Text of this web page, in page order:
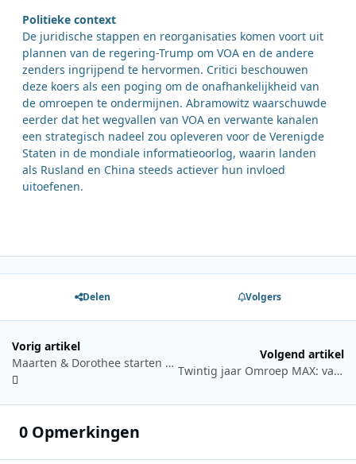
Politieke context
De juridische stappen en reorganisaties komen voort uit
plannen van de regering-Trump om VOA en de andere
zenders ingrijpend te hervormen. Critici beschouwen
deze koers als een poging om de onafhankelijkheid van
de omroepen te ondermijnen. Abramowitz waarschuwde
eerder dat het wegvallen van VOA en verwante kanalen
een strategisch nadeel zou opleveren voor de Verenigde
Staten in de mondiale informatieoorlog, waarin landen
als Rusland en China steeds actiever hun invloed
uitoefenen.
Delen Volgers
Vorig artikel
Maarten & Dorothee starten najaar bij Qmusic met blind tekenen van ‘Het Contract’
Volgend artikel
Twintig jaar Omroep MAX: van bescheiden start tot grootste ledenomroep
0 Opmerkingen